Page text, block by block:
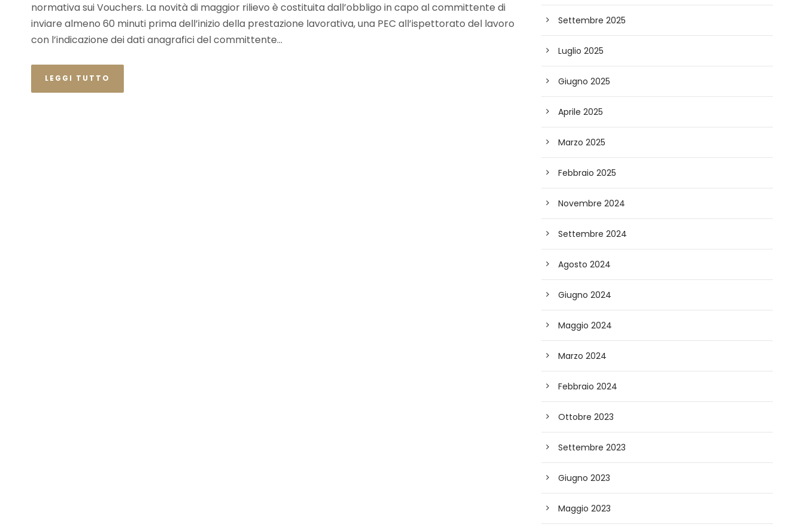
normativa sui Vouchers. La novità di maggior rilievo è costituita dall’obbligo in capo al committente di
inviare almeno 60 minuti prima dell’inizio della prestazione lavorativa, una PEC all’ispettorato del lavoro
con l’indicazione dei dati anagrafici del committente...
LEGGI TUTTO
Settembre 2025
Luglio 2025
Giugno 2025
Aprile 2025
Marzo 2025
Febbraio 2025
Novembre 2024
Settembre 2024
Agosto 2024
Giugno 2024
Maggio 2024
Marzo 2024
Febbraio 2024
Ottobre 2023
Settembre 2023
Giugno 2023
Maggio 2023